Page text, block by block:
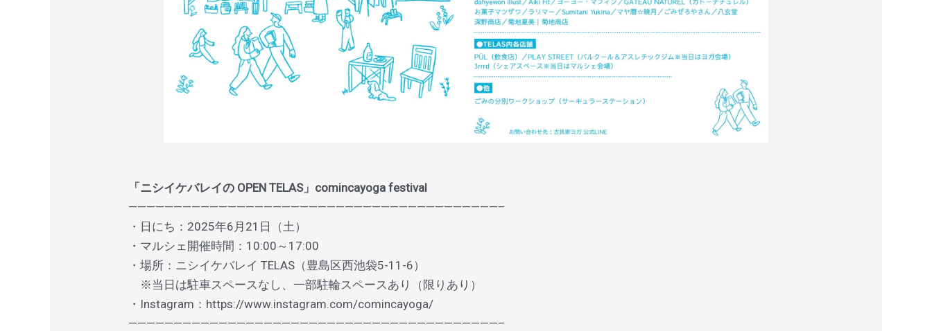
「ニシイケバレイの OPEN TELAS」comincayoga festival
—————————————————————————————————————————–
・日にち：2025年6月21日（土）
・マルシェ開催時間：10:00～17:00
・場所：ニシイケバレイ TELAS（豊島区西池袋5-11-6）
※当日は駐車スペースなし、一部駐輪スペースあり（限りあり）
・Instagram： https://www.instagram.com/comincayoga/
—————————————————————————————————————————–